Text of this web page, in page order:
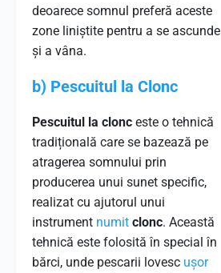
deoarece somnul preferă aceste
zone liniștite pentru a se ascunde
și a vâna.
b) Pescuitul la Clonc
Pescuitul la clonc este o tehnică
tradițională care se bazează pe
atragerea somnului prin
producerea unui sunet specific,
realizat cu ajutorul unui
instrument numit clonc. Această
tehnică este folosită în special în
bărci, unde pescarii lovesc ușor